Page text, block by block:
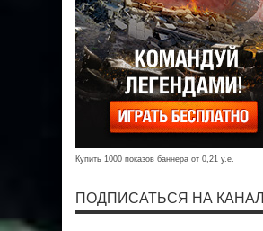
Купить 1000 показов баннера от 0,21 у.е.
ПОДПИСАТЬСЯ НА КАНАЛ